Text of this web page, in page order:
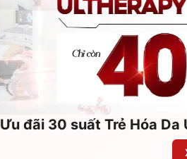
Ưu đãi 30 suất Trẻ Hóa